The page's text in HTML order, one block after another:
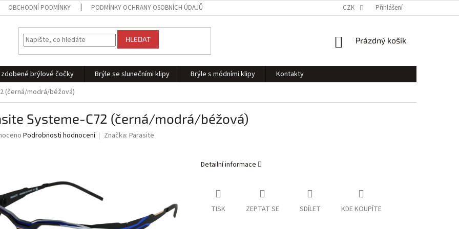
OBCHODNÍ PODMÍNKY PODMÍNKY OCHRANY OSOBNÍCH ÚDAJŮ CZK Přihlášení
HLEDAT
NÁKUPNÍ
Prázdný košík
brýlové čočky Brýle se slunečními klipy Brýle s módními klipy
Kontakty
(černá/modrá/béžová)
Systeme-C72 (černá/modrá/béžová)
Podrobnosti hodnocení Značka: Parasite
Detailní informace
TISK ZEPTAT SE SDÍLET KDE KOUPÍTE